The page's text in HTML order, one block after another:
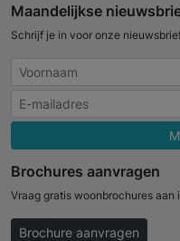
Maandelijkse
Schrijf je in voor onze
Brochures aanvragen
Vraag gratis woonbrochures
Brochure aanvragen